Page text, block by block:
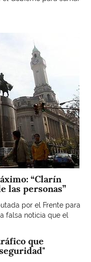
“Clarín
las personas”
por el Frente para
falsa noticia que el
que